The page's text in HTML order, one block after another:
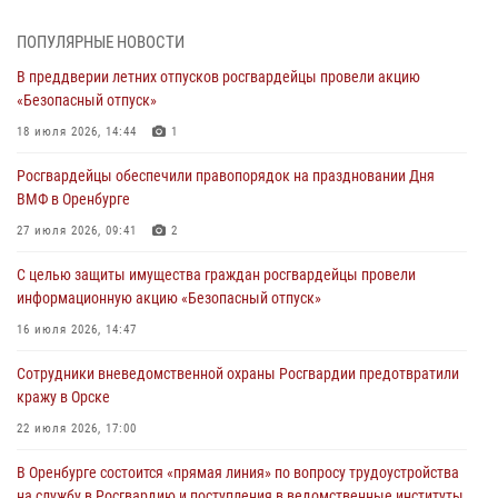
28 июля 2026, 09:58 1
Росгвардейцы обеспечили правопорядок на праздновании Дня
ВМФ в Оренбурге
27 июля 2026, 09:41 2
Росгвардейцы предотвратили трагедию: спасен мужчина в тяжелой
жизненной ситуации (ВИДЕО)
26 июля 2026, 10:09 1
Росгвардейцы Оренбургской области проверили готовность детских
образовательных учреждений к новому учебному году
24 июля 2026, 09:32
Итоги работы Управления вневедомственной охраны Росгвардии
по Оренбургской области за первое полугодие 2026 года
23 июля 2026, 12:07
ПОПУЛЯРНЫЕ НОВОСТИ
В преддверии летних отпусков росгвардейцы провели акцию
«Безопасный отпуск»
18 июля 2026, 14:44 1
Росгвардейцы обеспечили правопорядок на праздновании Дня
ВМФ в Оренбурге
27 июля 2026, 09:41 2
С целью защиты имущества граждан росгвардейцы провели
информационную акцию «Безопасный отпуск»
16 июля 2026, 14:47
Сотрудники вневедомственной охраны Росгвардии предотвратили
кражу в Орске
22 июля 2026, 17:00
В Оренбурге состоится «прямая линия» по вопросу трудоустройства